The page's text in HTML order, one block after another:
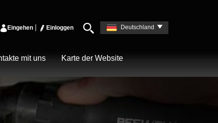
Eingehen Einloggen Deutschland
mit uns Karte der Website